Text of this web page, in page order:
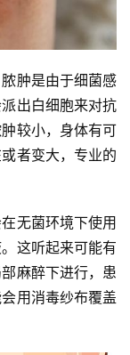
肿是由于细菌感
出白细胞来对抗
较小，身体有可
者变大，专业的
无菌环境下使用
这听起来可能有
麻醉下进行，患
用消毒纱布覆盖